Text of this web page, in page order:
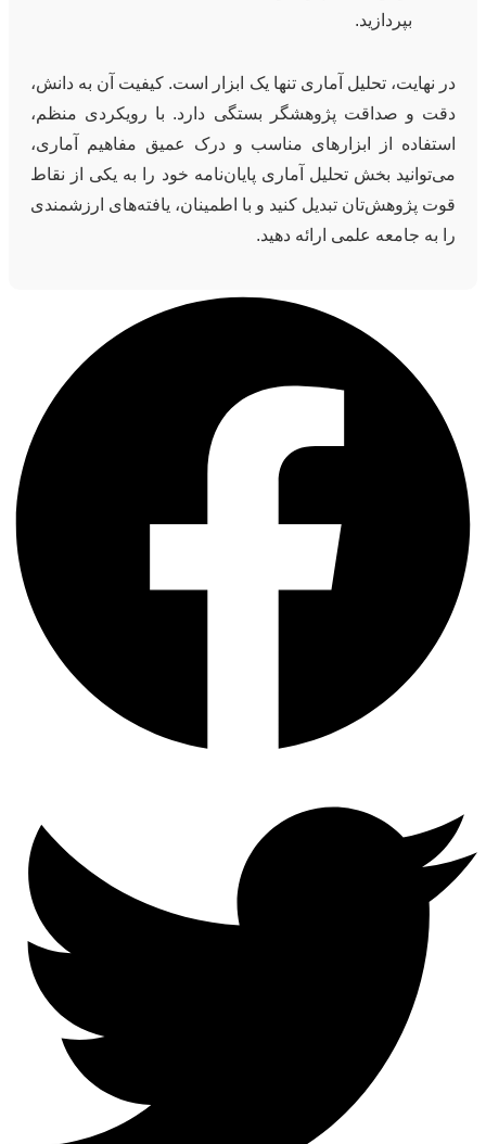
بپردازید.
در نهایت، تحلیل آماری تنها یک ابزار است. کیفیت آن به دانش،
دقت و صداقت پژوهشگر بستگی دارد. با رویکردی منظم،
استفاده از ابزارهای مناسب و درک عمیق مفاهیم آماری،
می‌توانید بخش تحلیل آماری پایان‌نامه خود را به یکی از نقاط
قوت پژوهش‌تان تبدیل کنید و با اطمینان، یافته‌های ارزشمندی
را به جامعه علمی ارائه دهید.